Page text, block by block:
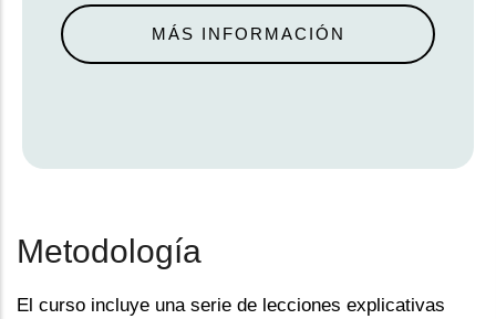
MÁS INFORMACIÓN
Metodología
El curso incluye una serie de lecciones explicativas